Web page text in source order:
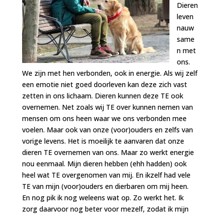
Dieren
leven
nauw
same
n met
ons.
We zijn met hen verbonden, ook in energie. Als wij zelf
een emotie niet goed doorleven kan deze zich vast
zetten in ons lichaam. Dieren kunnen deze TE ook
overnemen. Net zoals wij TE over kunnen nemen van
mensen om ons heen waar we ons verbonden mee
voelen. Maar ook van onze (voor)ouders en zelfs van
vorige levens. Het is moeilijk te aanvaren dat onze
dieren TE overnemen van ons. Maar zo werkt energie
nou eenmaal. Mijn dieren hebben (ehh hadden) ook
heel wat TE overgenomen van mij. En ikzelf had vele
TE van mijn (voor)ouders en dierbaren om mij heen.
En nog pik ik nog weleens wat op. Zo werkt het. Ik
zorg daarvoor nog beter voor mezelf, zodat ik mijn